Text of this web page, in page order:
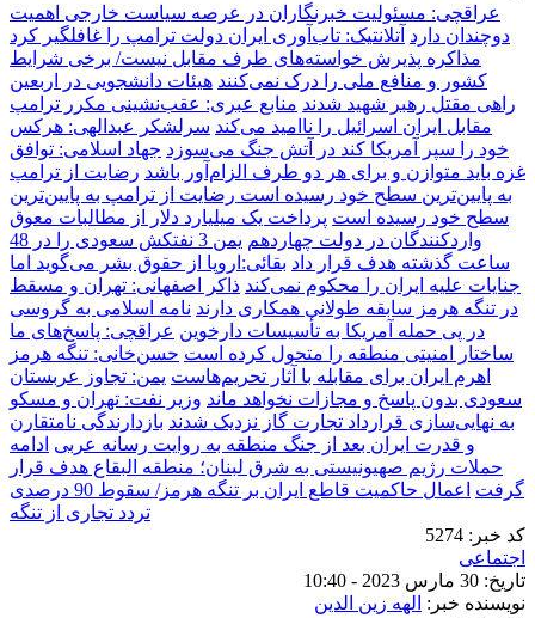
عراقچی: مسئولیت خبرنگاران در عرصه سیاست خارجی اهمیت
دوچندان دارد آتلانتیک: تاب‌آوری ایران دولت ترامپ را غافلگیر کرد
مذاکره پذیرش خواسته‌های طرف مقابل نیست/ برخی شرایط
کشور و منافع ملی را درک نمی‌کنند هیئات دانشجویی در اربعین
راهی مقتل رهبر شهید شدند منابع عبری: عقب‌نشینی‌ مکرر ترامپ
مقابل ایران اسرائیل را ناامید می‌کند سرلشکر عبدالهی: هرکس
خود را سپر آمریکا کند در آتش جنگ می‌سوزد جهاد اسلامی: توافق
غزه باید متوازن و برای هر دو طرف الزام‌آور باشد رضایت از ترامپ
به پایین‌ترین سطح خود رسیده است رضایت از ترامپ به پایین‌ترین
سطح خود رسیده است پرداخت یک میلیارد دلار از مطالبات معوق
واردکنندگان در دولت چهاردهم
یمن 3 نفتکش سعودی را در 48
ساعت گذشته هدف قرار داد بقائی:اروپا از حقوق بشر می‌گوید اما
جنایات علیه ایران را محکوم نمی‌کند ذاکر اصفهانی: تهران و مسقط
در تنگه هرمز سابقه طولانی همکاری دارند نامه اسلامی به گروسی
در پی حمله آمریکا به تأسیسات دارخوین عراقچی: پاسخ‌های ما
ساختار امنیتی منطقه را متحول کرده است حسن‌خانی: تنگه هرمز
اهرم ایران برای مقابله با آثار تحریم‌هاست یمن: تجاوز عربستان
سعودی بدون پاسخ و مجازات نخواهد ماند وزیر نفت: تهران و مسکو
به نهایی‌سازی قرارداد تجارت گاز نزدیک شدند بازدارندگی نامتقارن
و قدرت ایران بعد از جنگ منطقه‌ به روایت رسانه عربی ادامه
حملات رژیم صهیونیستی به شرق لبنان؛ منطقه البقاع هدف قرار
گرفت
اعمال حاکمیت قاطع ایران بر تنگه هرمز/ سقوط 90 درصدی
تردد تجاری از تنگه
کد خبر: 5274
اجتماعی
تاریخ: 30 مارس 2023 - 10:40
نویسنده خبر: الهه زین الدین